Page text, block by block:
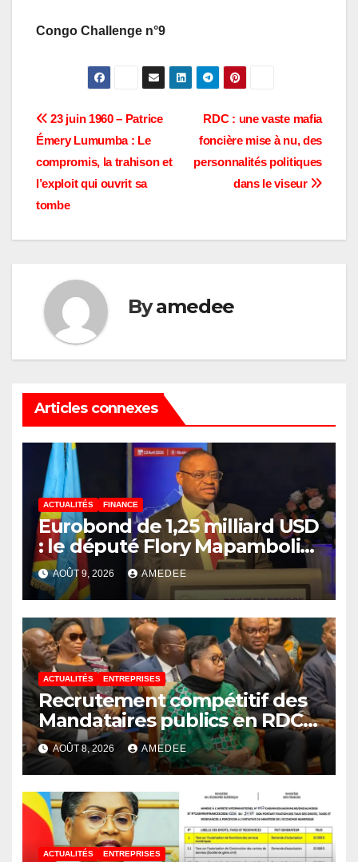
Congo Challenge n°9
Navigation
de
l’article
RDC : une vaste mafia
foncière mise à nu, des
personnalités politiques
dans le viseur
23 juin 1960 – Patrice
Émery Lumumba : Le
compromis, la trahison et
l’exploit qui ouvrit sa
tombe
Byamedee
Articles connexes
ACTUALITÉS FINANCE
Eurobond de 1,25 milliard USD
: le député Flory Mapamboli
relève 4 paradoxes sur cet
endettement du
Gouvernement
AOÛT 9, 2026 AMEDEE
ACTUALITÉS ENTREPRISES
Recrutement compétitif des
Mandataires publics en RDC :
la fausse révolution de la
transparence
AOÛT 8, 2026 AMEDEE
ACTUALITÉS ENTREPRISES